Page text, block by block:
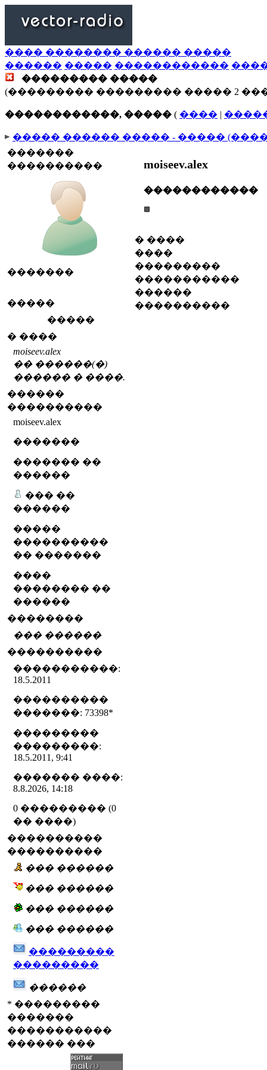
���� �������� ������ �����
������ ����� ������������
��������� �����
(��������� ��������� ����� 2
������������, ����� ( ���� |
����� ������ ����� - �����
�������
����������
�������
�����
�����
� ����
moiseev.alex
�� ������(�)
������ � ����.
������
����������
moiseev.alex
�������
������� ��
������
��� ��
������
�����
����������
�� �������
����
�������� ��
������
��������
��� ������
����������
�����������:
18.5.2011
����������
�������: 73398*
���������
���������:
18.5.2011, 9:41
������� ����:
8.8.2026, 14:18
0 ��������� (0
�� ����)
����������
����������
��� ������
��� ������
��� ������
��� ������
���������
���������
������
* ���������
�������
�����������
������ ���
moiseev.alex
������������
� ����
����
���������
�����������
������
����������